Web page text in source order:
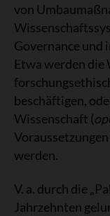
von
Governance
Etwa werden die
beschäftigen,
Wissenschaft (
werden.
V. a. durch die
Jahrzehnten